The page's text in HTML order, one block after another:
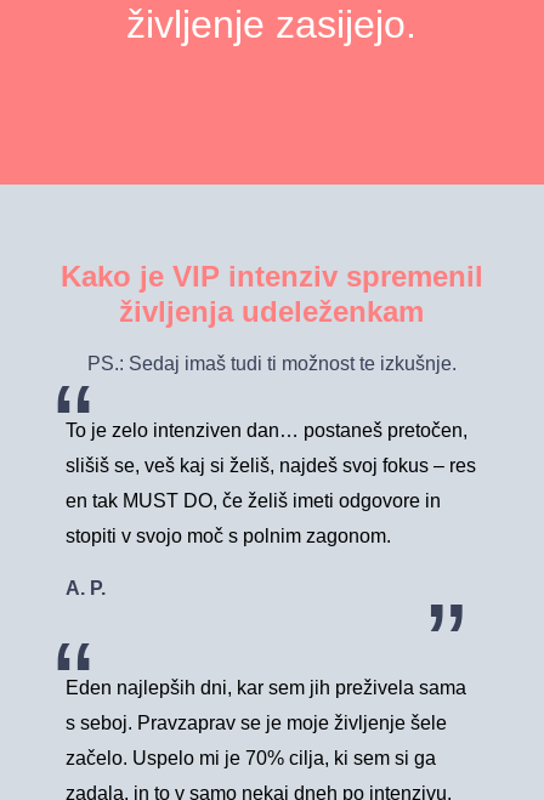
življenje zasijejo.
Kako je VIP intenziv spremenil
življenja udeleženkam
PS.: Sedaj imaš tudi ti možnost te izkušnje.
To je zelo intenziven dan… postaneš pretočen,
slišiš se, veš kaj si želiš, najdeš svoj fokus – res
en tak MUST DO, če želiš imeti odgovore in
stopiti v svojo moč s polnim zagonom.
A. P.
Eden najlepših dni, kar sem jih preživela sama
s seboj. Pravzaprav se je moje življenje šele
začelo. Uspelo mi je 70% cilja, ki sem si ga
zadala, in to v samo nekaj dneh po intenzivu.